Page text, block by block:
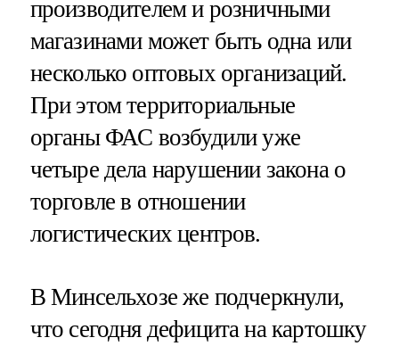
производителем и розничными
магазинами может быть одна или
несколько оптовых организаций.
При этом территориальные
органы ФАС возбудили уже
четыре дела нарушении закона о
торговле в отношении
логистических центров.
В Минсельхозе же подчеркнули,
что сегодня дефицита на картошку